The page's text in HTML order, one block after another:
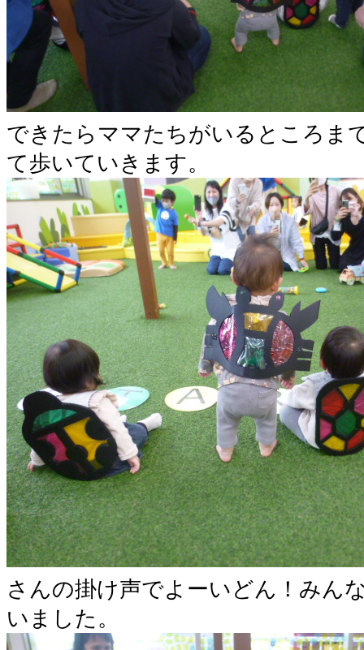
できたらママたちがいるところま
て歩いていきます。
さんの掛け声でよーいどん！みん
いました。